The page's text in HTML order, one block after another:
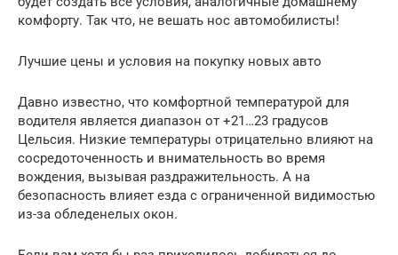
комфорту. Так что, не вешать нос автомобилисты!
Лучшие цены и условия на покупку новых авто
Давно известно, что комфортной температурой для
водителя является диапазон от +21…23 градусов
Цельсия. Низкие температуры отрицательно влияют на
сосредоточенность и внимательность во время
вождения, вызывая раздражительность. А на
безопасность влияет езда с ограниченной видимостью
из-за обледенелых окон.